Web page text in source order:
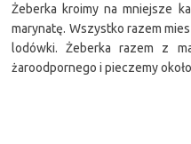
Żeberka kroimy na mniejsze
marynatę. Wszystko razem
lodówki. Żeberka razem z
żaroodpornego i pieczemy